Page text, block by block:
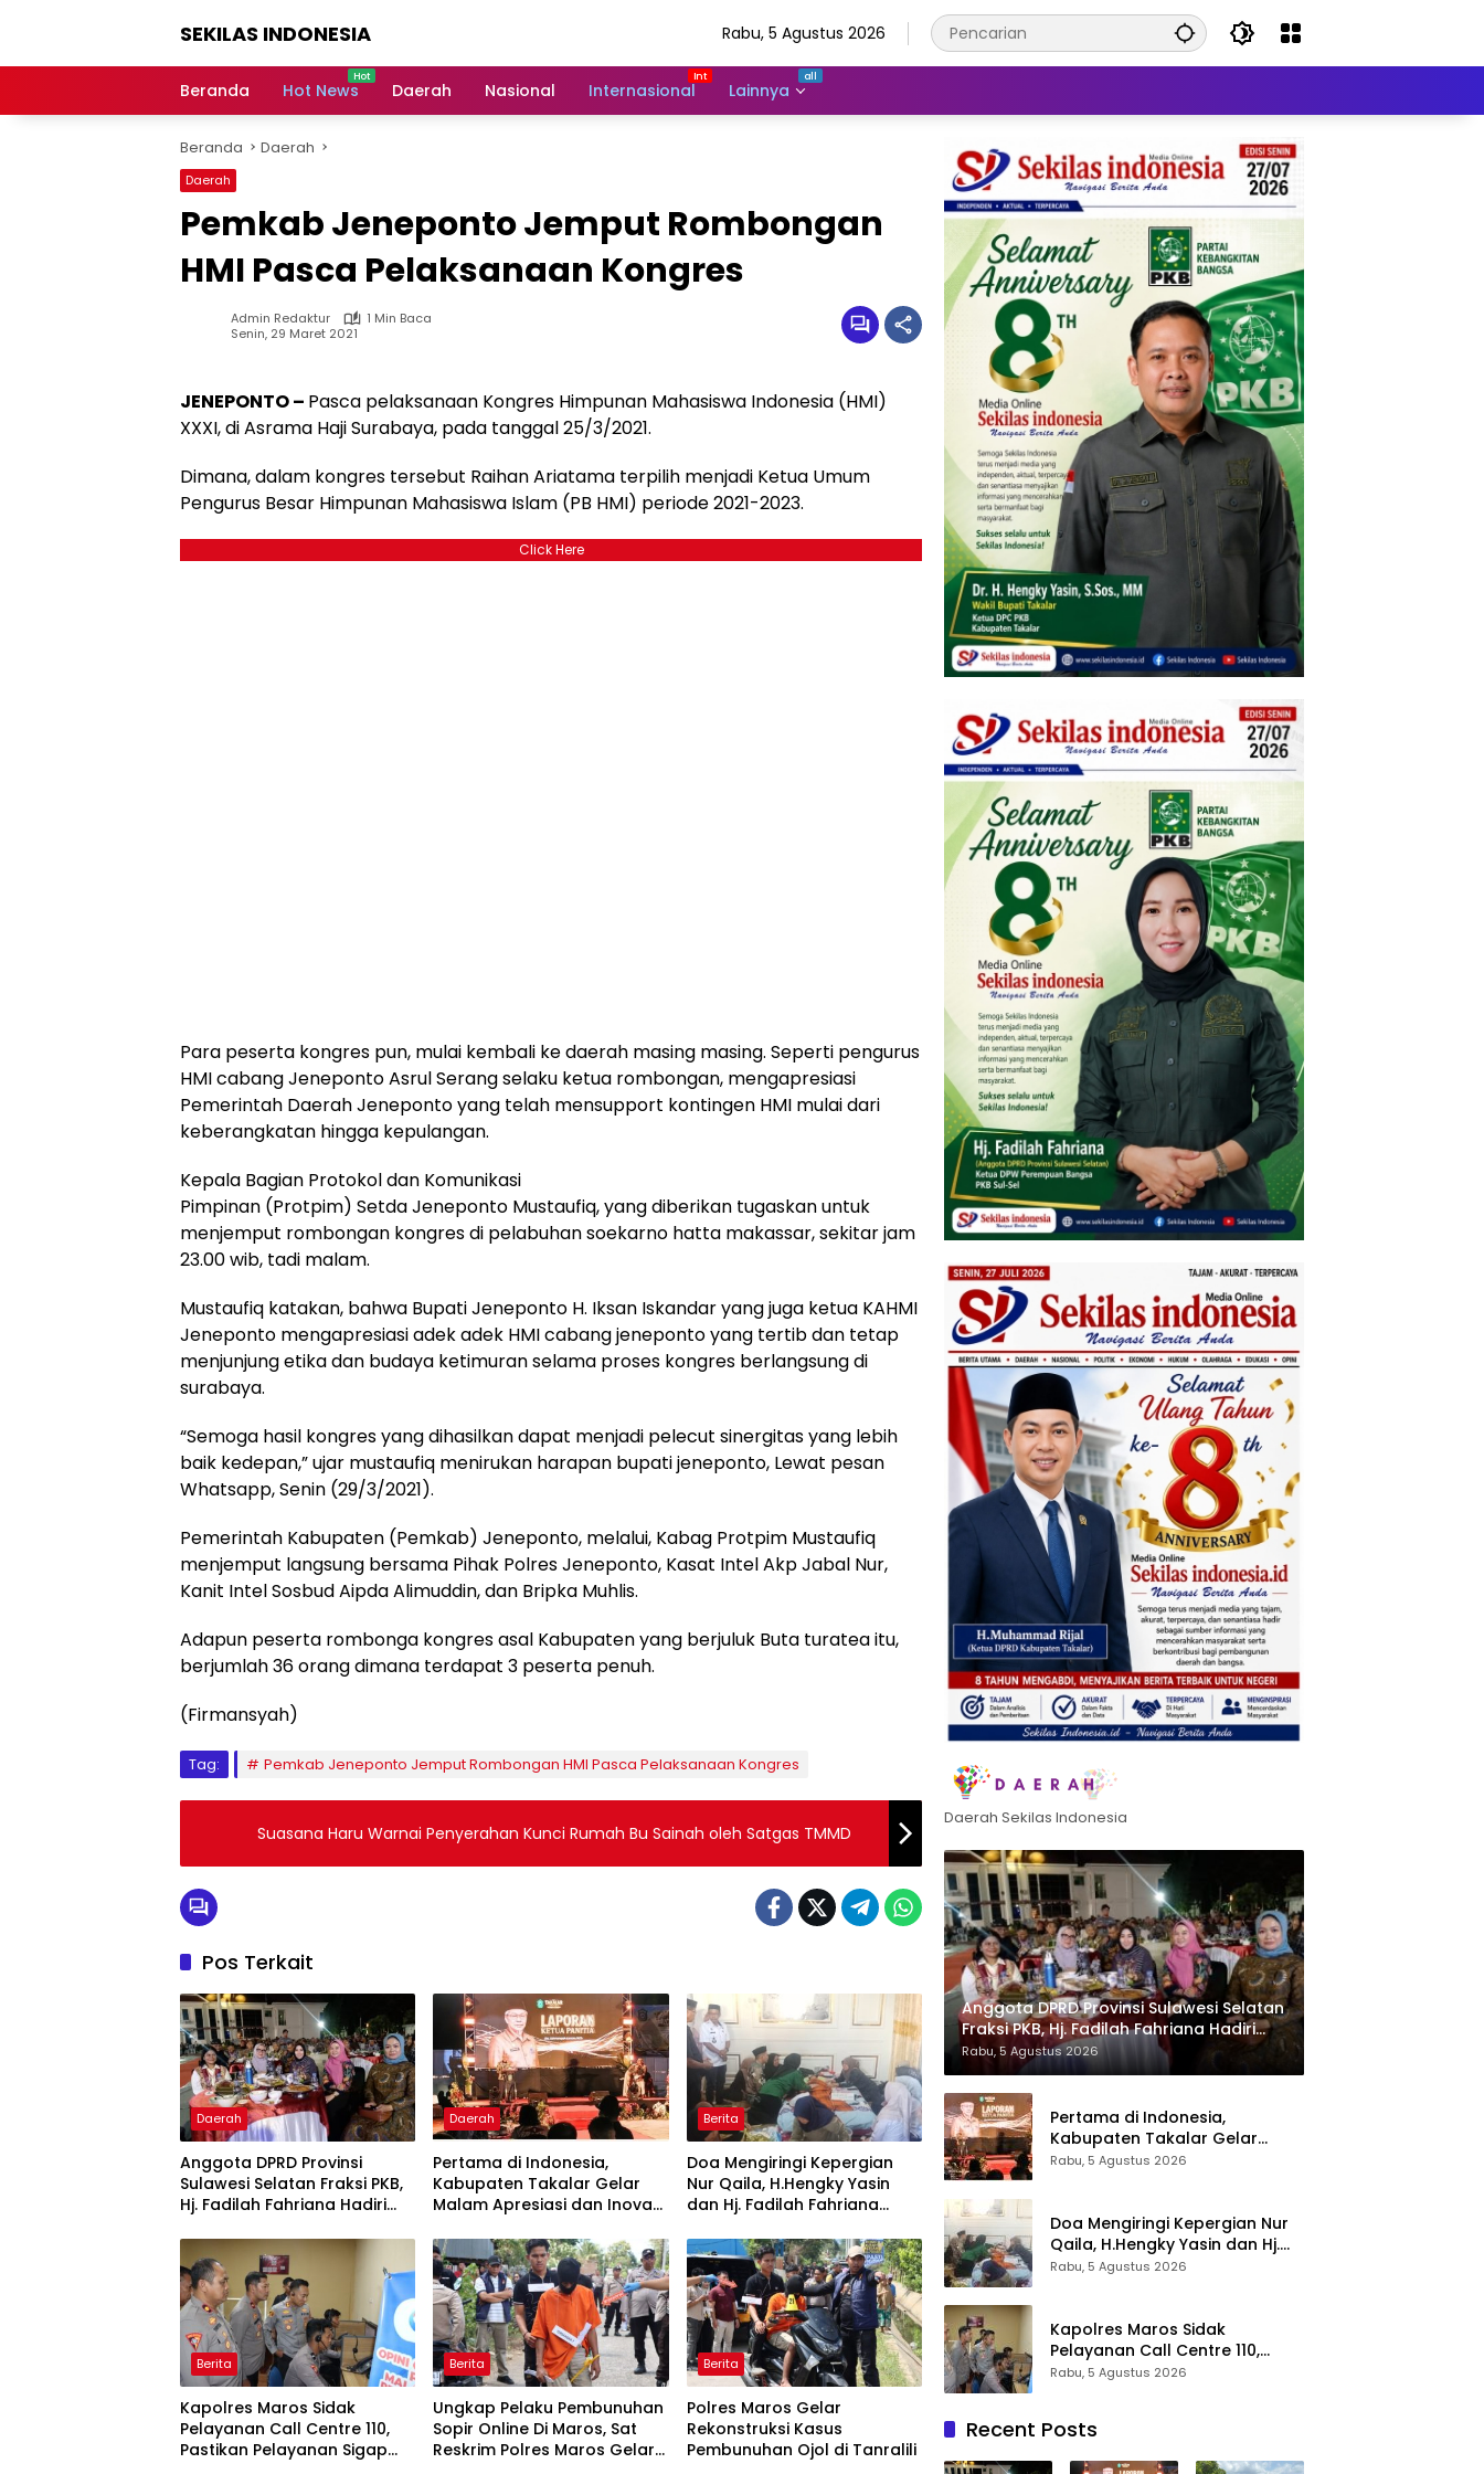
SEKILAS INDONESIA
Terkini,
Latest
World,
Headlines,
News
Rabu, 5 Agustus 2026
Beranda Hot News Daerah Nasional Internasional Lainnya
Beranda Daerah
Daerah
Pemkab Jeneponto Jemput Rombongan
HMI Pasca Pelaksanaan Kongres
Admin Redaktur
1 Min Baca
Senin, 29 Maret 2021
JENEPONTO – Pasca pelaksanaan Kongres Himpunan Mahasiswa Indonesia (HMI)
XXXI, di Asrama Haji Surabaya, pada tanggal 25/3/2021.
Dimana, dalam kongres tersebut Raihan Ariatama terpilih menjadi Ketua Umum
Pengurus Besar Himpunan Mahasiswa Islam (PB HMI) periode 2021-2023.
Click Here
Para peserta kongres pun, mulai kembali ke daerah masing masing. Seperti pengurus
HMI cabang Jeneponto Asrul Serang selaku ketua rombongan, mengapresiasi
Pemerintah Daerah Jeneponto yang telah mensupport kontingen HMI mulai dari
keberangkatan hingga kepulangan.
Kepala Bagian Protokol dan Komunikasi
Pimpinan (Protpim) Setda Jeneponto Mustaufiq, yang diberikan tugaskan untuk
menjemput rombongan kongres di pelabuhan soekarno hatta makassar, sekitar jam
23.00 wib, tadi malam.
Mustaufiq katakan, bahwa Bupati Jeneponto H. Iksan Iskandar yang juga ketua KAHMI
Jeneponto mengapresiasi adek adek HMI cabang jeneponto yang tertib dan tetap
menjunjung etika dan budaya ketimuran selama proses kongres berlangsung di
surabaya.
“Semoga hasil kongres yang dihasilkan dapat menjadi pelecut sinergitas yang lebih
baik kedepan,” ujar mustaufiq menirukan harapan bupati jeneponto, Lewat pesan
Whatsapp, Senin (29/3/2021).
Pemerintah Kabupaten (Pemkab) Jeneponto, melalui, Kabag Protpim Mustaufiq
menjemput langsung bersama Pihak Polres Jeneponto, Kasat Intel Akp Jabal Nur,
Kanit Intel Sosbud Aipda Alimuddin, dan Bripka Muhlis.
Adapun peserta rombonga kongres asal Kabupaten yang berjuluk Buta turatea itu,
berjumlah 36 orang dimana terdapat 3 peserta penuh.
(Firmansyah)
Tag: Pemkab Jeneponto Jemput Rombongan HMI Pasca Pelaksanaan Kongres
Suasana Haru Warnai Penyerahan Kunci Rumah Bu Sainah oleh Satgas TMMD
Pos Terkait
Daerah
Anggota DPRD Provinsi
Sulawesi Selatan Fraksi PKB,
Hj. Fadilah Fahriana Hadiri
Menyalakan Lentera
Pengabdian Melalui Malam
Apresiasi dan Inovasi Award
2026
Daerah
Pertama di Indonesia,
Kabupaten Takalar Gelar
Malam Apresiasi dan Inovasi
Penghargaan bagi Pelayan
Publik Berprestasi
Berita
Doa Mengiringi Kepergian
Nur Qaila, H.Hengky Yasin
dan Hj. Fadilah Fahriana
Berita
Kapolres Maros Sidak
Pelayanan Call Centre 110,
Pastikan Pelayanan Sigap
Berita
Ungkap Pelaku Pembunuhan
Sopir Online Di Maros, Sat
Reskrim Polres Maros Gelar
Berita
Polres Maros Gelar
Rekonstruksi Kasus
Pembunuhan Ojol di Tanralili
Daerah Sekilas Indonesia
Anggota DPRD Provinsi Sulawesi Selatan
Fraksi PKB, Hj. Fadilah Fahriana Hadiri
Dan Beri Apresiasi : Takalar Menyalakan
Lentera Pengabdian Melalui Malam
Apresiasi dan Inovasi Award 2026
Rabu, 5 Agustus 2026
Pertama di Indonesia,
Kabupaten Takalar Gelar
Malam Apresiasi dan Inovasi
Publik Berprestasi
Rabu, 5 Agustus 2026
Doa Mengiringi Kepergian Nur
Qaila, H.Hengky Yasin dan Hj.
Fadilah Fahriana Hadir
Rabu, 5 Agustus 2026
Kapolres Maros Sidak
Pelayanan Call Centre 110,
Pastikan Pelayanan Sigap Dan
Rabu, 5 Agustus 2026
Recent Posts